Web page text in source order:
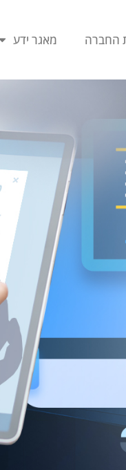
החברה מאגר ידע